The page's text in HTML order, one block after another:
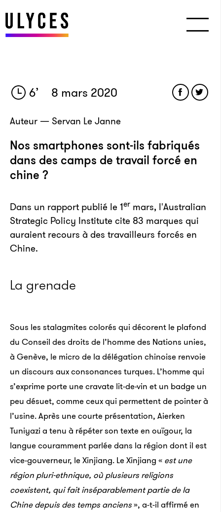
6’ 8 mars 2020
Auteur — Servan Le Janne
Nos smartphones sont-ils fabriqués
dans des camps de travail forcé en
chine ?
Dans un rapport publié le 1er mars, l'Australian
Strategic Policy Institute cite 83 marques qui
auraient recours à des travailleurs forcés en
Chine.
La grenade
Sous les stalagmites colorés qui décorent le plafond
du Conseil des droits de l’homme des Nations unies,
à Genève, le micro de la délégation chinoise renvoie
un discours aux consonances turques. L’homme qui
s’exprime porte une cravate lit-de-vin et un badge un
peu désuet, comme ceux qui permettent de pointer à
l’usine. Après une courte présentation, Aierken
Tuniyazi a tenu à répéter son texte en ouïgour, la
langue couramment parlée dans la région dont il est
vice-gouverneur, le Xinjiang. Le Xinjiang « est une
région pluri-ethnique, où plusieurs religions
coexistent, qui fait inséparablement partie de la
Chine depuis des temps anciens», a-t-il affirmé en